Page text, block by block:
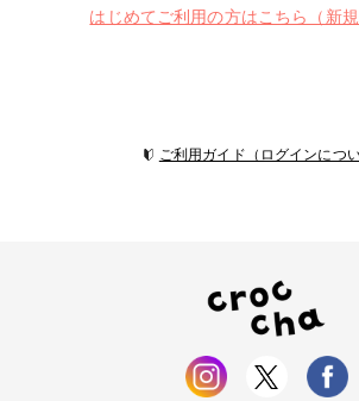
はじめてご利用の方はこちら（新規
ご利用ガイド（ログインについ